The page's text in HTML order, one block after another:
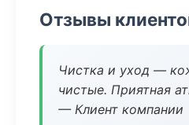
Отзывы
Чистка и уход —
чистые. Приятная
— Клиент компании